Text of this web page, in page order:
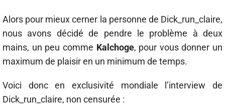
Alors pour mieux cerner la personne de Dick_run_claire,
nous avons décidé de pendre le problème à deux
mains, un peu comme Kalchoge, pour vous donner un
maximum de plaisir en un minimum de temps.
Voici donc en exclusivité mondiale l’interview de
Dick_run_claire, non censurée :